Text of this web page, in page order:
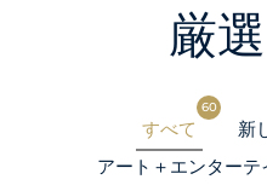
厳選
すべて
60
新
アート＋エンターテ